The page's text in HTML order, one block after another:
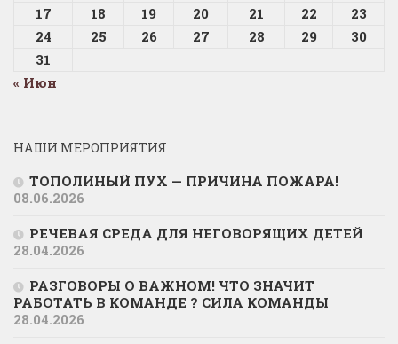
17
18 19 20 21 22
23
24
25 26 27 28 29
30
31
« Июн
НАШИ МЕРОПРИЯТИЯ
ТОПОЛИНЫЙ ПУХ — ПРИЧИНА ПОЖАРА!
08.06.2026
РЕЧЕВАЯ СРЕДА ДЛЯ НЕГОВОРЯЩИХ ДЕТЕЙ
28.04.2026
РАЗГОВОРЫ О ВАЖНОМ! ЧТО ЗНАЧИТ
РАБОТАТЬ В КОМАНДЕ ? СИЛА КОМАНДЫ
28.04.2026